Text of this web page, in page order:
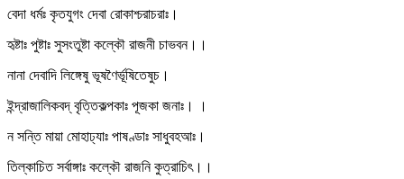
বেদা ধর্মঃ কৃতযুগং দেবা রোকাশ্চরাচরাঃ।
হৃষ্টাঃ পুষ্টাঃ সুসংতুষ্টা কল্কৌ রাজনী চাভবন।।
নানা দেবাদি লিঙ্গেষু ভূষণৈর্ভূষিতেষুচ।
ইন্দ্রাজালিকবদ্ বৃত্তিকল্পকাঃ পূজকা জনাঃ। ।
ন সন্তি মায়া মোহাঢ্যাঃ পাষণ্ডাঃ সাধুবহআঃ।
তিল্কাচিত সর্বাঙ্গাঃ কল্কৌ রাজনি কুত্রাচিৎ।।